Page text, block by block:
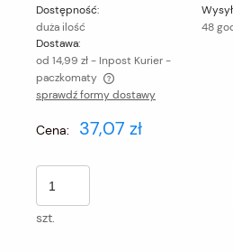
Dostępność:
duża ilość
48
Dostawa:
od 14,99 zł- Inpost Kurier -
paczkomaty
Cena nie zawiera ewentualnych
sprawdź formy dostawy
Cena: 37,07 zł
szt.